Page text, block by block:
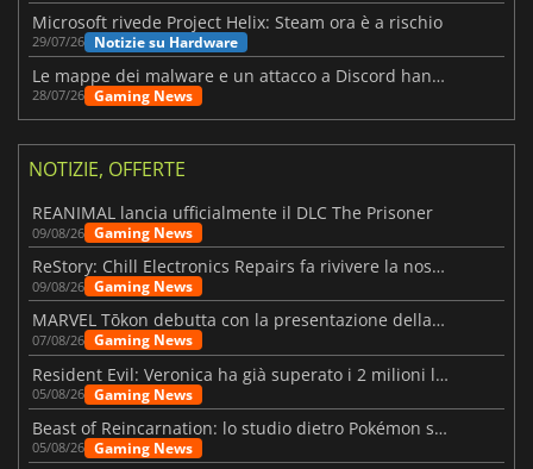
Microsoft rivede Project Helix: Steam ora è a rischio
29/07/26 Notizie su Hardware
Le mappe dei malware e un attacco a Discord hanno colpito Meccha Chameleon
28/07/26 Gaming News
NOTIZIE, OFFERTE
REANIMAL lancia ufficialmente il DLC The Prisoner
09/08/26 Gaming News
ReStory: Chill Electronics Repairs fa rivivere la nostalgia degli anni 2000
09/08/26 Gaming News
MARVEL Tōkon debutta con la presentazione della roadmap per il primo anno
07/08/26 Gaming News
Resident Evil: Veronica ha già superato i 2 milioni liste dei desideri
05/08/26 Gaming News
Beast of Reincarnation: lo studio dietro Pokémon su una nuova strada
05/08/26 Gaming News